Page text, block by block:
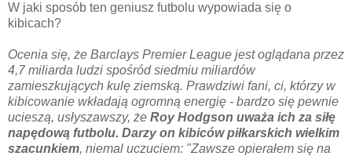
W jaki sposób ten geniusz futbolu wypowiada się o
kibicach?
Ocenia się, że Barclays Premier League jest oglądana przez
4,7 miliarda ludzi spośród siedmiu miliardów
zamieszkujących kulę ziemską. Prawdziwi fani, ci, którzy w
kibicowanie wkładają ogromną energię - bardzo się pewnie
ucieszą, usłyszawszy, że Roy Hodgson uważa ich za siłę
napędową futbolu. Darzy on kibiców piłkarskich wielkim
szacunkiem, niemal uczuciem: "Zawsze opierałem się na